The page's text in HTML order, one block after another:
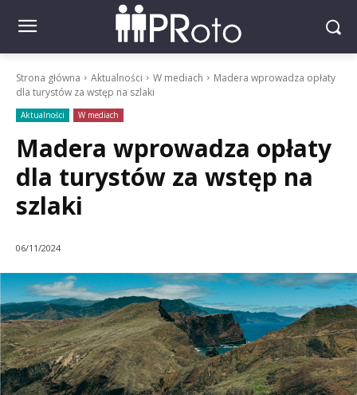
Strona główna Aktualności W mediach
Madera wprowadza opłaty
dla turystów za wstęp na szlaki
Aktualności W mediach
Madera wprowadza opłaty
dla turystów za wstęp na
szlaki
06/11/2024